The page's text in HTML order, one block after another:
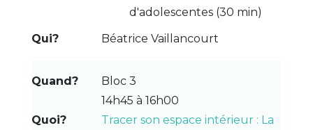
d'adolescentes (30 min)
Béatrice Vaillancourt
Bloc 3
14h45 à 16h00
Tracer son espace intérieur : La